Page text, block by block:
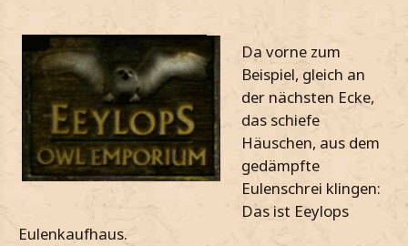
Jetzt Fanclub-Mitglied werden!
Da vorne zum
Beispiel, gleich an
der nächsten Ecke,
das schiefe
Häuschen, aus dem
gedämpfte
Eulenschrei klingen:
Das ist Eeylops
Eulenkaufhaus.